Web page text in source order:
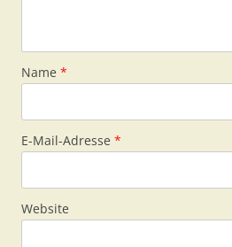
Name *
E-Mail-Adresse *
Website